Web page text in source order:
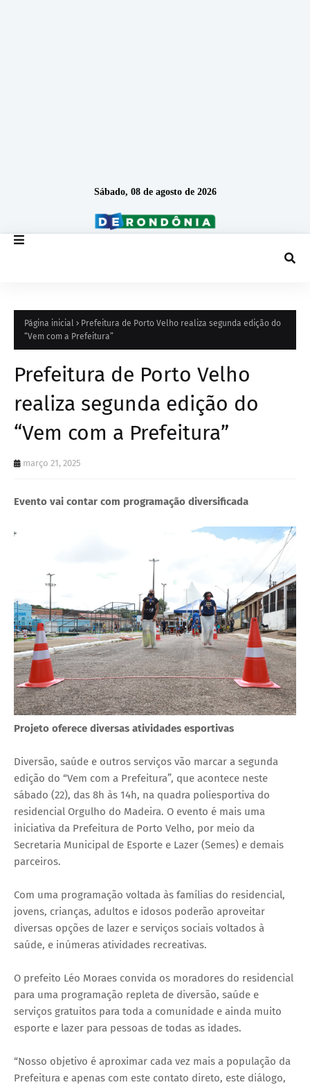
Sábado, 08 de agosto de 2026
Página inicial
Prefeitura de Porto Velho realiza segunda edição do
“Vem com a Prefeitura”
Prefeitura de Porto Velho
realiza segunda edição do
“Vem com a Prefeitura”
março 21, 2025
Evento vai contar com programação diversificada
Projeto oferece diversas atividades esportivas
Diversão, saúde e outros serviços vão marcar a segunda
edição do “Vem com a Prefeitura”, que acontece neste
sábado (22), das 8h às 14h, na quadra poliesportiva do
residencial Orgulho do Madeira. O evento é mais uma
iniciativa da Prefeitura de Porto Velho, por meio da
Secretaria Municipal de Esporte e Lazer (Semes) e demais
parceiros.
Com uma programação voltada às famílias do residencial,
jovens, crianças, adultos e idosos poderão aproveitar
diversas opções de lazer e serviços sociais voltados à
saúde, e inúmeras atividades recreativas.
O prefeito Léo Moraes convida os moradores do residencial
para uma programação repleta de diversão, saúde e
serviços gratuitos para toda a comunidade e ainda muito
esporte e lazer para pessoas de todas as idades.
“Nosso objetivo é aproximar cada vez mais a população da
Prefeitura e apenas com este contato direto, este diálogo,